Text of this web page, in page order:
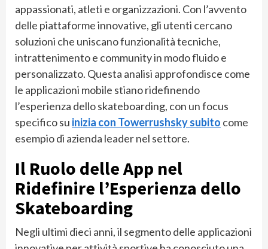
appassionati, atleti e organizzazioni. Con l’avvento
delle piattaforme innovative, gli utenti cercano
soluzioni che uniscano funzionalità tecniche,
intrattenimento e community in modo fluido e
personalizzato. Questa analisi approfondisce come
le applicazioni mobile stiano ridefinendo
l’esperienza dello skateboarding, con un focus
specifico su inizia con Towerrushsky subito come
esempio di azienda leader nel settore.
Il Ruolo delle App nel
Ridefinire l’Esperienza dello
Skateboarding
Negli ultimi dieci anni, il segmento delle applicazioni